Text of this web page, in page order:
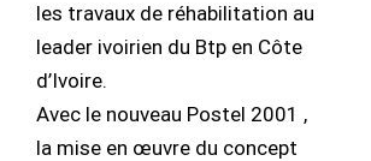
les travaux de réhabilitation au
leader ivoirien du Btp en Côte
d’Ivoire.
Avec le nouveau Postel 2001 ,
la mise en œuvre du concept